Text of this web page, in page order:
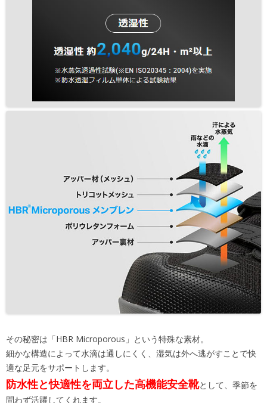
その秘密は「HBR Microporous」という特殊な素材。
細かな構造によって水滴は通しにくく、湿気は外へ逃がすことで快
適な足元をサポートします。
防水性と快適性を両立した高機能安全靴として、季節を
問わず活躍してくれます。